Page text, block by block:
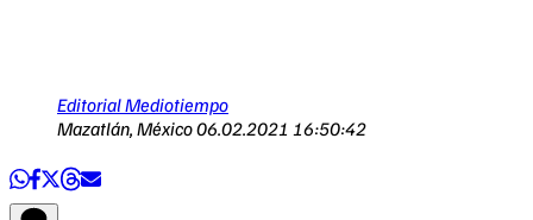
Editorial Mediotiempo
Mazatlán, México06.02.2021 16:50:42